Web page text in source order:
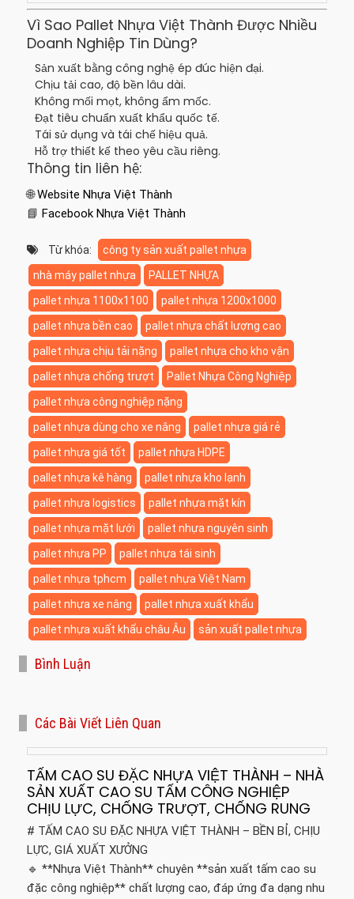
Vì Sao Pallet Nhựa Việt Thành Được Nhiều
Doanh Nghiệp Tin Dùng?
Sản xuất bằng công nghệ ép đúc hiện đại.
Chịu tải cao, độ bền lâu dài.
Không mối mọt, không ẩm mốc.
Đạt tiêu chuẩn xuất khẩu quốc tế.
Tái sử dụng và tái chế hiệu quả.
Hỗ trợ thiết kế theo yêu cầu riêng.
Thông tin liên hệ:
🌐Website Nhựa Việt Thành
📘Facebook Nhựa Việt Thành
Từ khóa:
công ty sản xuất pallet nhựa
nhà máy pallet nhựa
PALLET NHỰA
pallet nhựa 1100x1100
pallet nhựa 1200x1000
pallet nhựa bền cao
pallet nhựa chất lượng cao
pallet nhựa chịu tải nặng
pallet nhựa cho kho vận
pallet nhựa chống trượt
Pallet Nhựa Công Nghiệp
pallet nhựa công nghiệp nặng
pallet nhựa dùng cho xe nâng
pallet nhựa giá rẻ
pallet nhựa giá tốt
pallet nhựa HDPE
pallet nhựa kê hàng
pallet nhựa kho lạnh
pallet nhựa logistics
pallet nhựa mặt kín
pallet nhựa mặt lưới
pallet nhựa nguyên sinh
pallet nhựa PP
pallet nhựa tái sinh
pallet nhựa tphcm
pallet nhựa Việt Nam
pallet nhựa xe nâng
pallet nhựa xuất khẩu
pallet nhựa xuất khẩu châu Âu
sản xuất pallet nhựa
Bình Luận
Các Bài Viết Liên Quan
TẤM CAO SU ĐẶC NHỰA VIỆT THÀNH – NHÀ
SẢN XUẤT CAO SU TẤM CÔNG NGHIỆP
CHỊU LỰC, CHỐNG TRƯỢT, CHỐNG RUNG
# TẤM CAO SU ĐẶC NHỰA VIỆT THÀNH – BỀN BỈ, CHỊU
LỰC, GIÁ XUẤT XƯỞNG
🔹 **Nhựa Việt Thành** chuyên **sản xuất tấm cao su
đặc công nghiệp** chất lượng cao, đáp ứng đa dạng nhu